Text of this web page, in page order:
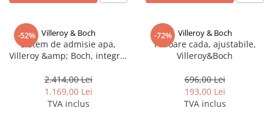
Cazi dreptunghiulare
Cazi de colt
Masti, sifoane si suporturi cazi
Cabine dus
-52% Villeroy & Boch
Sistem de admisie apa,
Villeroy &amp; Boch, integrat
2.414,00 Lei
1.169,00 Lei
TVA inclus
-72% Villeroy & Boch
Picioare cada, ajustabile,
Villeroy&Boch
696,00 Lei
193,00 Lei
TVA inclus